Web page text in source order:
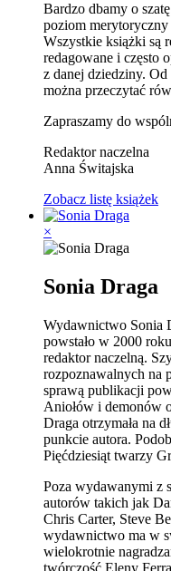
Bardzo dbamy o
poziom
Wszystkie książki są
redagowane i często
z danej dziedziny.
można przeczytać
Zapraszamy do
Redaktor naczelna
Anna Świtajska
Zobacz listę książek
×
Sonia Draga
Wydawnictwo Sonia
powstało w 2000
redaktor naczelną.
rozpoznawalnych na
sprawą publikacji
Aniołów i demonów
Draga otrzymała na
punkcie autora.
Pięćdziesiąt twarzy
Poza wydawanymi z
autorów takich jak
Chris Carter, Steve
wydawnictwo ma w
wielokrotnie
twórczość Eleny